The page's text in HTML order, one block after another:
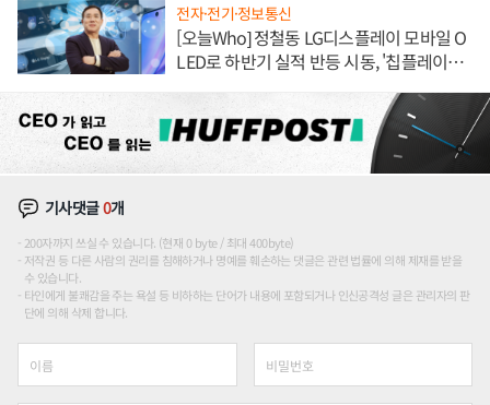
전자·전기·정보통신
[오늘Who] 정철동 LG디스플레이 모바일 O
LED로 하반기 실적 반등 시동, '칩플레이
기사댓글0개
200자까지 쓰실 수 있습니다. (현재 0 byte / 최대 400byte)
저작권 등 다른 사람의 권리를 침해하거나 명예를 훼손하는 댓글은 관련 법률에 의해 제재를 받을
수 있습니다.
타인에게 불쾌감을 주는 욕설 등 비하하는 단어가 내용에 포함되거나 인신공격성 글은 관리자의 판
단에 의해 삭제 합니다.